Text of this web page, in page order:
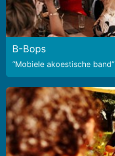
B-Bops
Mobiele akoestische band